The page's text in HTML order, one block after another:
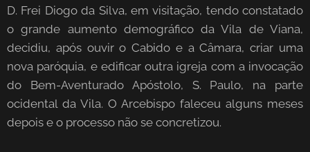
D. Frei Diogo da Silva, em visitação, tendo constatado
o grande aumento demográfico da Vila de Viana,
decidiu, após ouvir o Cabido e a Câmara, criar uma
nova paróquia, e edificar outra igreja com a invocação
do Bem-Aventurado Apóstolo, S. Paulo, na parte
ocidental da Vila. O Arcebispo faleceu alguns meses
depois e o processo não se concretizou.